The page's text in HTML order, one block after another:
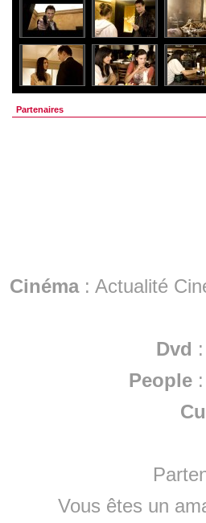
Partenaires
Cinéma: Actualité
Dvd :
People
Vous êtes un